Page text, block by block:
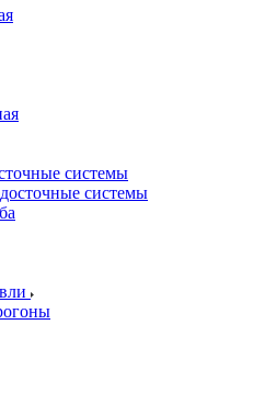
системы
системы